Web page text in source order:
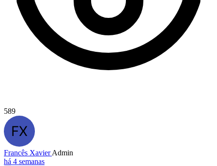
589
Francês XavierAdmin
há 4 semanas